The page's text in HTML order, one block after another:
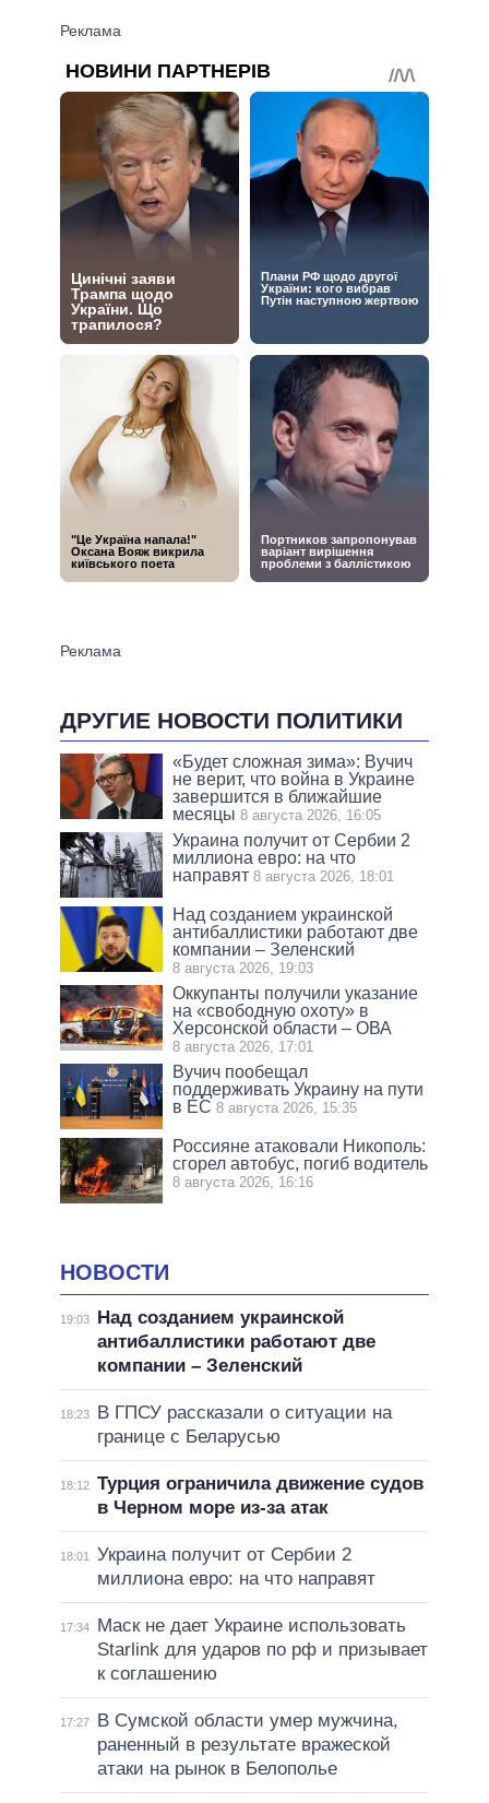
ДРУГИЕ НОВОСТИ ПОЛИТИКИ
«Будет сложная зима»: Вучич
не верит, что война в Украине
завершится в ближайшие
месяцы 8 августа 2026, 16:05
Украина получит от Сербии 2
миллиона евро: на что
направят 8 августа 2026, 18:01
Над созданием украинской
антибаллистики работают две
компании – Зеленский
8 августа 2026, 19:03
Оккупанты получили указание
на «свободную охоту» в
Херсонской области – ОВА
8 августа 2026, 17:01
Вучич пообещал
поддерживать Украину на пути
в ЕС 8 августа 2026, 15:35
Россияне атаковали Никополь:
сгорел автобус, погиб водитель
8 августа 2026, 16:16
НОВОСТИ
19:03
Над созданием украинской
антибаллистики работают две
компании – Зеленский
18:23
В ГПСУ рассказали о ситуации на
границе с Беларусью
18:12 Турция ограничила движение судов
в Черном море из-за атак
18:01
Украина получит от Сербии 2
миллиона евро: на что направят
17:34
Маск не дает Украине использовать
Starlink для ударов по рф и призывает
к соглашению
17:27
В Сумской области умер мужчина,
раненный в результате вражеской
атаки на рынок в Белополье